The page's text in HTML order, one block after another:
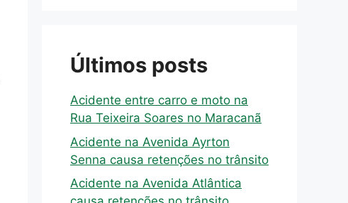
Últimos posts
Acidente entre carro e moto na
Rua Teixeira Soares no Maracanã
Acidente na Avenida Ayrton
Senna causa retenções no trânsito
Acidente na Avenida Atlântica